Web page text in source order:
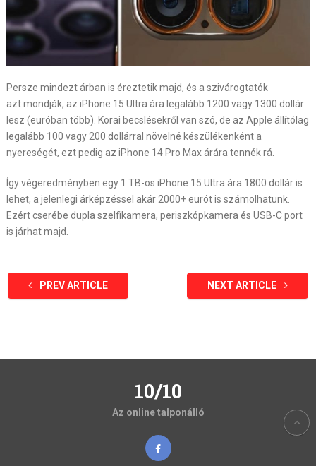
Persze mindezt árban is éreztetik majd, és a szivárogtatók
azt mondják, az iPhone 15 Ultra ára legalább 1200 vagy 1300 dollár
lesz (euróban több). Korai becslésekről van szó, de az Apple állítólag
legalább 100 vagy 200 dollárral növelné készülékenként a
nyereségét, ezt pedig az iPhone 14 Pro Max árára tennék rá.
Így végeredményben egy 1 TB-os iPhone 15 Ultra ára 1800 dollár is
lehet, a jelenlegi árképzéssel akár 2000+ eurót is számolhatunk.
Ezért cserébe dupla szelfikamera, periszkópkamera és USB-C port
is járhat majd.
PREV ARTICLE NEXT ARTICLE
10/10
Az online talponálló